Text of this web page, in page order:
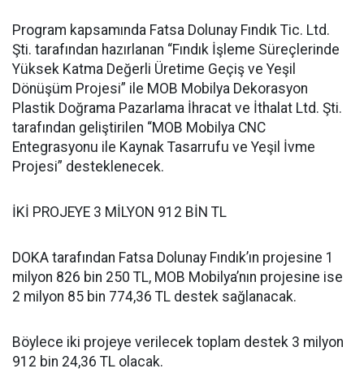
Program kapsamında Fatsa Dolunay Fındık Tic. Ltd.
Şti. tarafından hazırlanan “Fındık İşleme Süreçlerinde
Yüksek Katma Değerli Üretime Geçiş ve Yeşil
Dönüşüm Projesi” ile MOB Mobilya Dekorasyon
Plastik Doğrama Pazarlama İhracat ve İthalat Ltd. Şti.
tarafından geliştirilen “MOB Mobilya CNC
Entegrasyonu ile Kaynak Tasarrufu ve Yeşil İvme
Projesi” desteklenecek.
İKİ PROJEYE 3 MİLYON 912 BİN TL
DOKA tarafından Fatsa Dolunay Fındık’ın projesine 1
milyon 826 bin 250 TL, MOB Mobilya’nın projesine ise
2 milyon 85 bin 774,36 TL destek sağlanacak.
Böylece iki projeye verilecek toplam destek 3 milyon
912 bin 24,36 TL olacak.